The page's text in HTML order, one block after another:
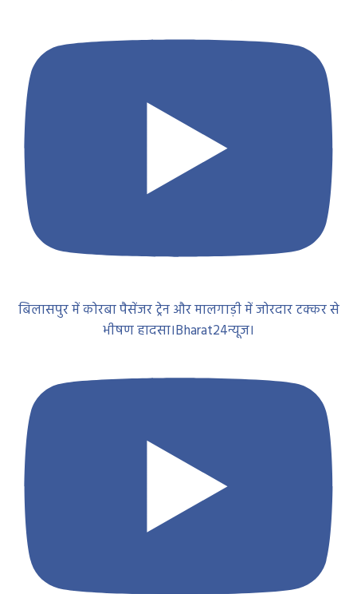
बिलासपुर में कोरबा पैसेंजर ट्रेन और मालगाड़ी में जोरदार टक्कर से
भीषण हादसा।Bharat24न्यूज।